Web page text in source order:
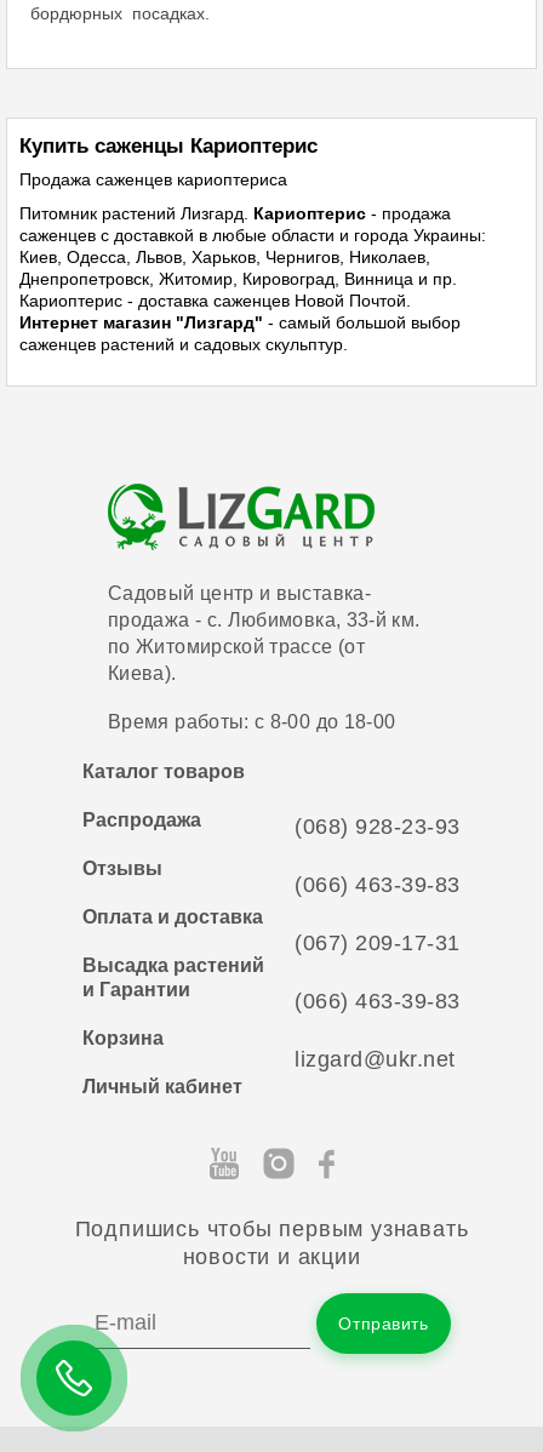
бордюрных посадках.
Купить саженцы Кариоптерис
Продажа саженцев кариоптериса
Питомник растений Лизгард. Кариоптерис - продажа
саженцев с доставкой в любые области и города Украины:
Киев, Одесса, Львов, Харьков, Чернигов, Николаев,
Днепропетровск, Житомир, Кировоград, Винница и пр.
Кариоптерис - доставка саженцев Новой Почтой.
Интернет магазин "Лизгард" - самый большой выбор
саженцев растений и садовых скульптур.
Садовый центр и выставка-
продажа - с. Любимовка, 33-й км.
по Житомирской трассе (от
Киева).
Время работы: с 8-00 до 18-00
Каталог товаров
Распродажа
Отзывы
Оплата и доставка
Высадка растений
и Гарантии
Корзина
Личный кабинет
(068) 928-23-93
(066) 463-39-83
(067) 209-17-31
(066) 463-39-83
lizgard@ukr.net
Подпишись чтобы первым узнавать
новости и акции
Отправить